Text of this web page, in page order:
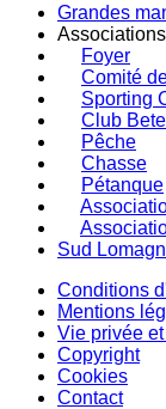
Grandes
Associations
Foyer
Comité
Sporting
Club
Pêche
Chasse
Pétanque
Sud
Conditions
Mentions
Vie privée
Copyright
Cookies
Contact